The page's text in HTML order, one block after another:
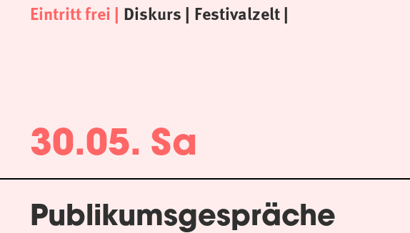
Eintritt frei Diskurs Festivalzelt
30.05. Sa
Publikumsgespräche